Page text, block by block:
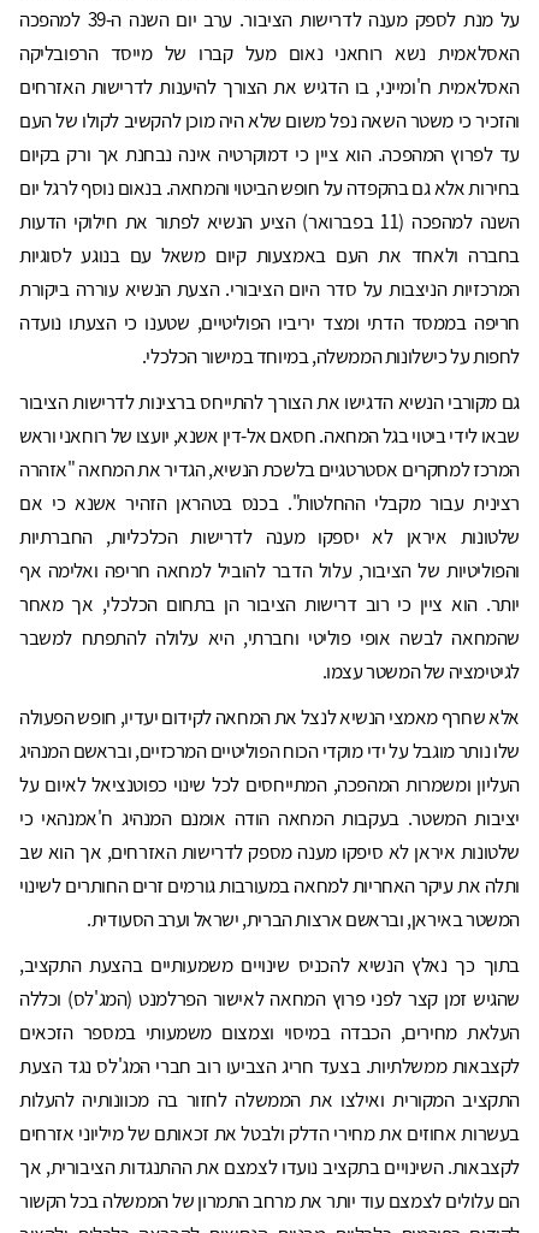
על מנת לספק מענה לדרישות הציבור. ערב יום השנה ה-39 למהפכה
האסלאמית נשא רוחאני נאום מעל קברו של מייסד הרפובליקה
האסלאמית ח'ומייני, בו הדגיש את הצורך להיענות לדרישות האזרחים
והזכיר כי משטר השאה נפל משום שלא היה מוכן להקשיב לקולו של העם
עד לפרוץ המהפכה. הוא ציין כי דמוקרטיה אינה נבחנת אך ורק בקיום
בחירות אלא גם בהקפדה על חופש הביטוי והמחאה. בנאום נוסף לרגל יום
השנה למהפכה (11 בפברואר) הציע הנשיא לפתור את חילוקי הדעות
בחברה ולאחד את העם באמצעות קיום משאל עם בנוגע לסוגיות
המרכזיות הניצבות על סדר היום הציבורי. הצעת הנשיא עוררה ביקורת
חריפה בממסד הדתי ומצד יריביו הפוליטיים, שטענו כי הצעתו נועדה
לחפות על כישלונות הממשלה, במיוחד במישור הכלכלי.
גם מקורבי הנשיא הדגישו את הצורך להתייחס ברצינות לדרישות הציבור
שבאו לידי ביטוי בגל המחאה. חסאם אל-דין אשנא, יועצו של רוחאני וראש
המרכז למחקרים אסטרטגיים בלשכת הנשיא, הגדיר את המחאה "אזהרה
רצינית עבור מקבלי ההחלטות". בכנס בטהראן הזהיר אשנא כי אם
שלטונות איראן לא יספקו מענה לדרישות הכלכליות, החברתיות
והפוליטיות של הציבור, עלול הדבר להוביל למחאה חריפה ואלימה אף
יותר. הוא ציין כי רוב דרישות הציבור הן בתחום הכלכלי, אך מאחר
שהמחאה לבשה אופי פוליטי וחברתי, היא עלולה להתפתח למשבר
לגיטימציה של המשטר עצמו.
אלא שחרף מאמצי הנשיא לנצל את המחאה לקידום יעדיו, חופש הפעולה
שלו נותר מוגבל על ידי מוקדי הכוח הפוליטיים המרכזיים, ובראשם המנהיג
העליון ומשמרות המהפכה, המתייחסים לכל שינוי כפוטנציאל לאיום על
יציבות המשטר. בעקבות המחאה הודה אומנם המנהיג ח'אמנהאי כי
שלטונות איראן לא סיפקו מענה מספק לדרישות האזרחים, אך הוא שב
ותלה את עיקר האחריות למחאה במעורבות גורמים זרים החותרים לשינוי
המשטר באיראן, ובראשם ארצות הברית, ישראל וערב הסעודית.
בתוך כך נאלץ הנשיא להכניס שינויים משמעותיים בהצעת התקציב,
שהגיש זמן קצר לפני פרוץ המחאה לאישור הפרלמנט (המג'לס) וכללה
העלאת מחירים, הכבדה במיסוי וצמצום משמעותי במספר הזכאים
לקצבאות ממשלתיות. בצעד חריג הצביעו רוב חברי המג'לס נגד הצעת
התקציב המקורית ואילצו את הממשלה לחזור בה מכוונותיה להעלות
בעשרות אחוזים את מחירי הדלק ולבטל את זכאותם של מיליוני אזרחים
לקצבאות. השינויים בתקציב נועדו לצמצם את ההתנגדות הציבורית, אך
הם עלולים לצמצם עוד יותר את מרחב התמרון של הממשלה בכל הקשור